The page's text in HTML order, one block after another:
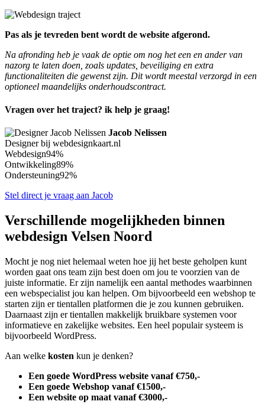
Pas als je tevreden bent wordt de website afgerond.
Na afronding heb je vaak de optie om nog het een en ander van
nazorg te laten doen, zoals updates, beveiliging en extra
functionaliteiten die gewenst zijn. Dit wordt meestal verzorgd in een
optioneel maandelijks onderhoudscontract.
Vragen over het traject? ik help je graag!
Jacob Nelissen
Designer bij webdesignkaart.nl
Webdesign94%
Ontwikkeling89%
Ondersteuning92%
Stel direct je vraag aan Jacob
Verschillende mogelijkheden binnen
webdesign Velsen Noord
Mocht je nog niet helemaal weten hoe jij het beste geholpen kunt
worden gaat ons team zijn best doen om jou te voorzien van de
juiste informatie. Er zijn namelijk een aantal methodes waarbinnen
een webspecialist jou kan helpen. Om bijvoorbeeld een webshop te
starten zijn er tientallen platformen die je zou kunnen gebruiken.
Daarnaast zijn er tientallen makkelijk bruikbare systemen voor
informatieve en zakelijke websites. Een heel populair systeem is
bijvoorbeeld WordPress.
Aan welke kosten kun je denken?
Een goede WordPress website vanaf €750,-
Een goede Webshop vanaf €1500,-
Een website op maat vanaf €3000,-